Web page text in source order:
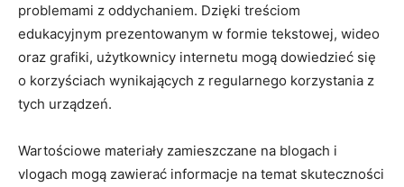
problemami z oddychaniem. Dzięki treściom
edukacyjnym prezentowanym w formie tekstowej, wideo
oraz grafiki, użytkownicy internetu mogą dowiedzieć się
o korzyściach wynikających z regularnego korzystania z
tych urządzeń.
Wartościowe materiały zamieszczane na blogach i
vlogach mogą zawierać informacje ​na temat skuteczności